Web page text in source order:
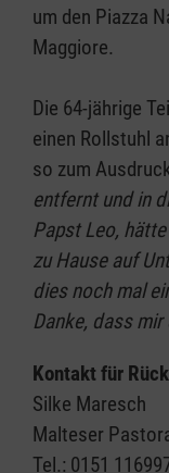
um den Piazza
Maggiore.
Die 64-jährige
einen Rollstuhl
so zum
entfernt und in
Papst Leo,
zu Hause auf
dies noch mal
Danke, dass
Kontakt für
Silke Maresch
Malteser
Tel.: 0151